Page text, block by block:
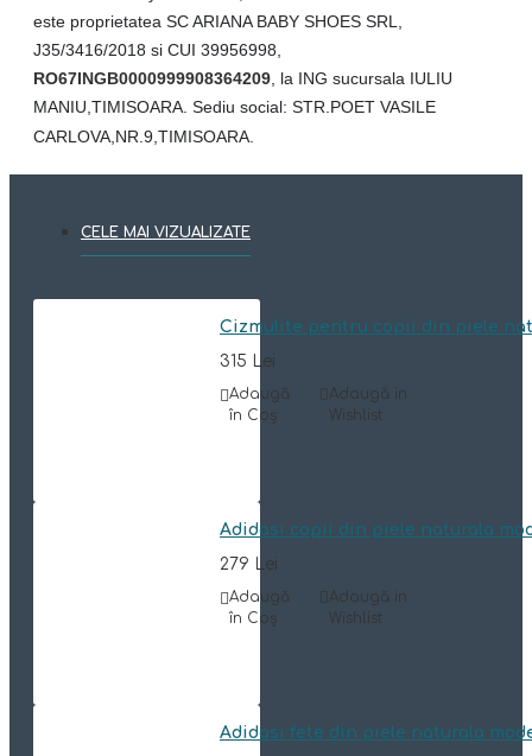
este proprietatea SC ARIANA BABY SHOES SRL,
J35/3416/2018 si CUI 39956998,
RO67INGB0000999908364209 , la ING sucursala IULIU
MANIU,TIMISOARA. Sediu social: STR.POET VASILE
CARLOVA,NR.9,TIMISOARA.
CELE MAI VIZUALIZATE
Cizmulite pentru copii din piele
315 Lei
Adaugă
în Coş
Adaugă in
Wishlist
Adidasi copii din piele naturala
279 Lei
Adaugă
în Coş
Adaugă in
Wishlist
Adidasi fete din piele naturala